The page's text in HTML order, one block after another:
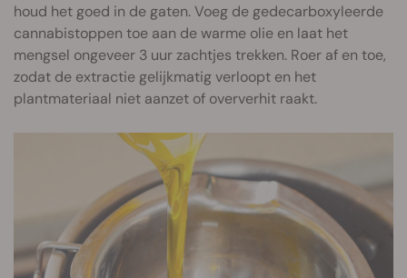
houd het goed in de gaten. Voeg de gedecarboxyleerde
cannabistoppen toe aan de warme olie en laat het
mengsel ongeveer 3 uur zachtjes trekken. Roer af en toe,
zodat de extractie gelijkmatig verloopt en het
plantmateriaal niet aanzet of oververhit raakt.